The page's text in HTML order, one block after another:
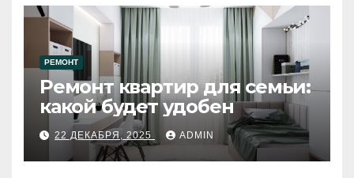
РЕМОНТ
Ремонт квартир для семьи:
какой будет удобен
22 ДЕКАБРЯ, 2025 ADMIN